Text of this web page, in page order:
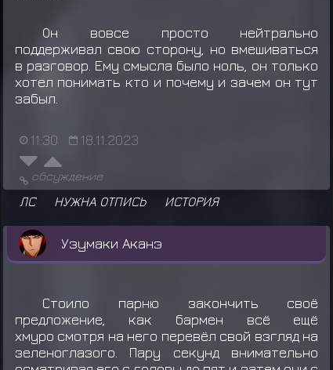
Он вовсе просто нейтрально
поддерживал свою сторону, но вмешиваться
в разговор. Ему смысла было ноль, он только
хотел понимать кто и почему и зачем он тут
забыл.
11:30 18.11.2023
обсуждение
ЛС НУЖНА ОТПИСЬ ИСТОРИЯ
Узумаки Аканэ
Стоило парню закончить своё
предложение, как бармен всё ещё
хмуро смотря на него перевёл свой взгляд на
зеленоглазого. Пару секунд внимательно